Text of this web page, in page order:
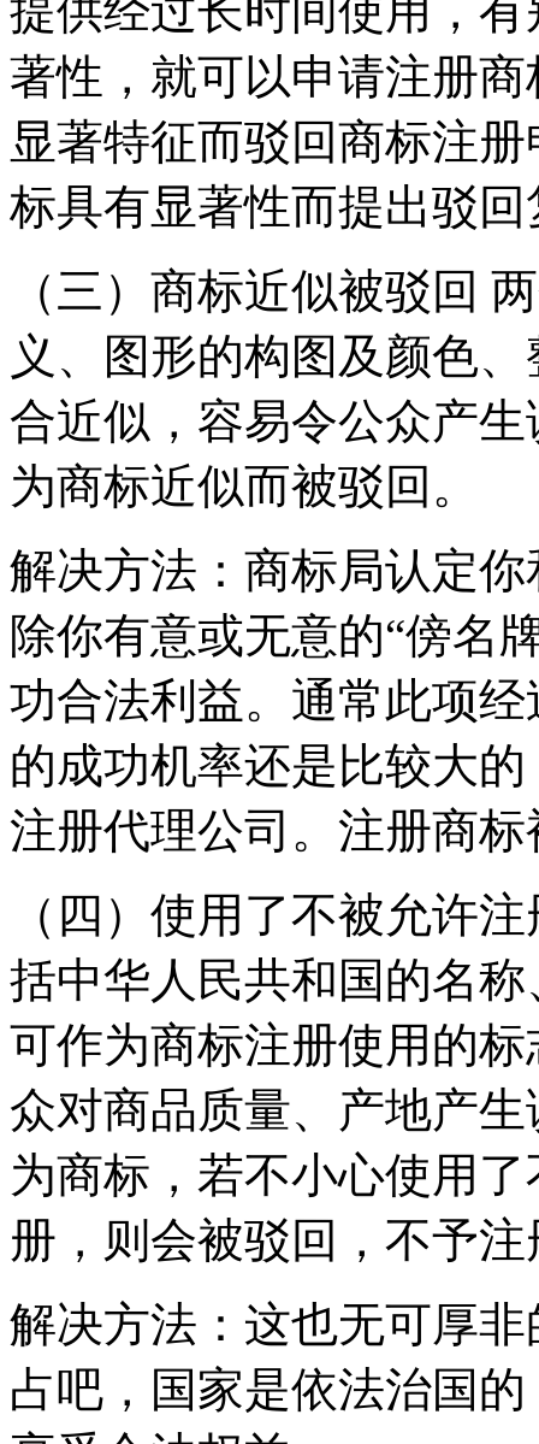
提供经过长时间使用，
著性，就可以申请注册
显著特征而驳回商标注
标具有显著性而提出驳回
（三）商标近似被驳回
义、图形的构图及颜色
合近似，容易令公众产
为商标近似而被驳回。
解决方法：商标局认定
除你有意或无意的“傍名
功合法利益。通常此项
的成功机率还是比较大
注册代理公司。注册商
（四）使用了不被允许
括中华人民共和国的名
可作为商标注册使用的
众对商品质量、产地产
为商标，若不小心使用
册，则会被驳回，不予注
解决方法：这也无可厚
占吧，国家是依法治国